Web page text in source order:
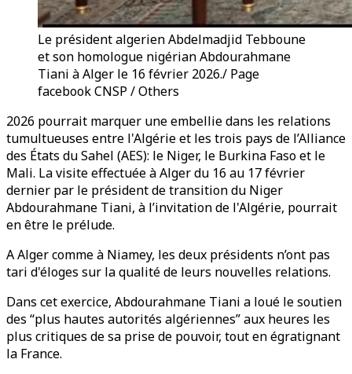
Le président algerien Abdelmadjid Tebboune
et son homologue nigérian Abdourahmane
Tiani à Alger le 16 février 2026./ Page
facebook CNSP / Others
2026 pourrait marquer une embellie dans les relations
tumultueuses entre l'Algérie et les trois pays de l’Alliance
des États du Sahel (AES): le Niger, le Burkina Faso et le
Mali. La visite effectuée à Alger du 16 au 17 février
dernier par le président de transition du Niger
Abdourahmane Tiani, à l’invitation de l'Algérie, pourrait
en être le prélude.
A Alger comme à Niamey, les deux présidents n’ont pas
tari d'éloges sur la qualité de leurs nouvelles relations.
Dans cet exercice, Abdourahmane Tiani a loué le soutien
des “plus hautes autorités algériennes” aux heures les
plus critiques de sa prise de pouvoir, tout en égratignant
la France.